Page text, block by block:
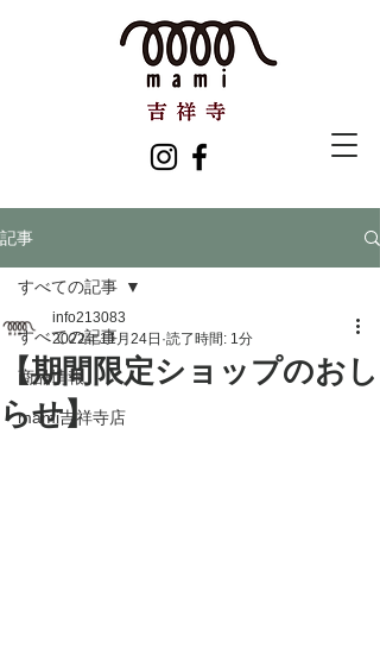
記事
すべての記事
商品情報
mami吉祥寺店
すべての記事
【期間限定ショップのおし
らせ】
info213083
2022年11月24日 読了時間: 1分